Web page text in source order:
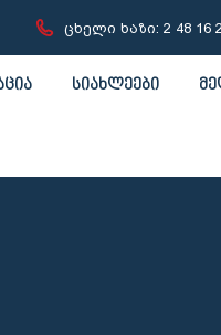
ცხელი ხაზი: 2 48 16
სიახლეები